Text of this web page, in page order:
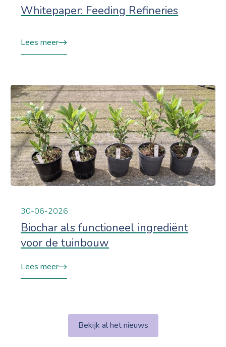
Whitepaper: Feeding Refineries
Lees meer
30-06-2026
Biochar als functioneel ingrediënt
voor de tuinbouw
Lees meer
Bekijk al het nieuws